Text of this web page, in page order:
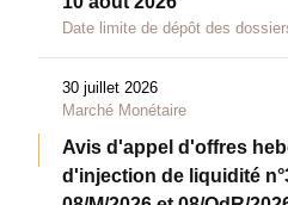
Date limite de dépôt des
30 juillet 2026
Marché Monétaire
Avis d'appel d'offres
d'injection de liquidité